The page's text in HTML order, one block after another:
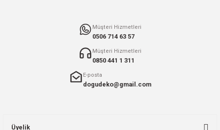
Müşteri Hizmetleri
0506 714 63 57
Müşteri Hizmetleri
0850 441 1 311
E-posta
dogudeko@gmail.com
Üyelik